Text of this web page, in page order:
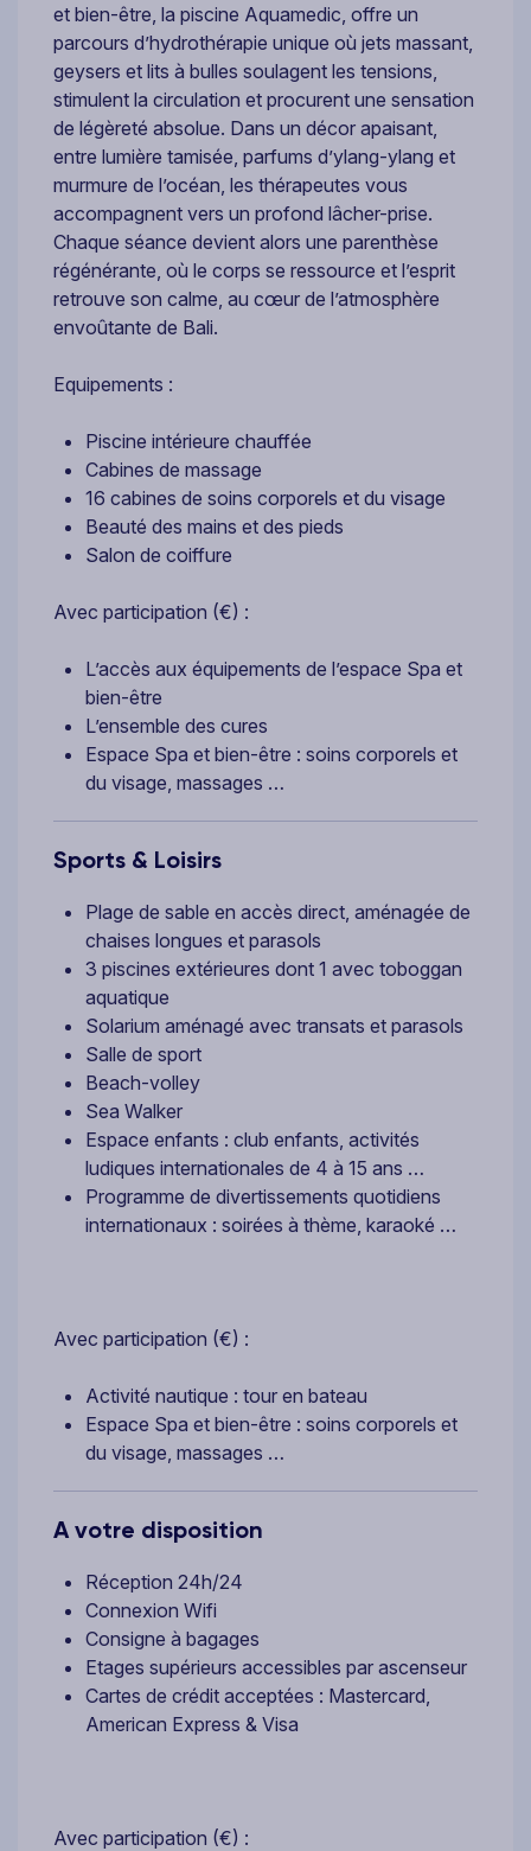
et bien-être, la piscine Aquamedic, offre un
parcours d’hydrothérapie unique où jets massant,
geysers et lits à bulles soulagent les tensions,
stimulent la circulation et procurent une sensation
de légèreté absolue. Dans un décor apaisant,
entre lumière tamisée, parfums d’ylang-ylang et
murmure de l’océan, les thérapeutes vous
accompagnent vers un profond lâcher-prise.
Chaque séance devient alors une parenthèse
régénérante, où le corps se ressource et l’esprit
retrouve son calme, au cœur de l’atmosphère
envoûtante de Bali.
Equipements :
Piscine intérieure chauffée
Cabines de massage
16 cabines de soins corporels et du visage
Beauté des mains et des pieds
Salon de coiffure
Avec participation (€) :
L’accès aux équipements de l’espace Spa et
bien-être
L’ensemble des cures
Espace Spa et bien-être : soins corporels et
du visage, massages …
Sports & Loisirs
Plage de sable en accès direct, aménagée de
chaises longues et parasols
3 piscines extérieures dont 1 avec toboggan
aquatique
Solarium aménagé avec transats et parasols
Salle de sport
Beach-volley
Sea Walker
Espace enfants : club enfants, activités
ludiques internationales de 4 à 15 ans …
Programme de divertissements quotidiens
internationaux : soirées à thème, karaoké …
Avec participation (€) :
Activité nautique : tour en bateau
Espace Spa et bien-être : soins corporels et
du visage, massages …
A votre disposition
Réception 24h/24
Connexion Wifi
Consigne à bagages
Etages supérieurs accessibles par ascenseur
Cartes de crédit acceptées : Mastercard,
American Express & Visa
Avec participation (€) :